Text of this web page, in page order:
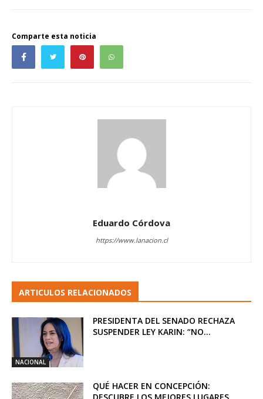
Comparte esta noticia
Eduardo Córdova
https://www.lanacion.cl
ARTICULOS RELACIONADOS
NACIONAL
PRESIDENTA DEL SENADO RECHAZA
SUSPENDER LEY KARIN: “NO...
QUÉ HACER EN CONCEPCIÓN: